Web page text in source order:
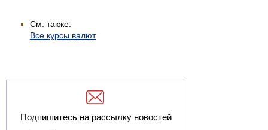
См. также:
Все курсы валют
Подпишитесь на рассылку новостей